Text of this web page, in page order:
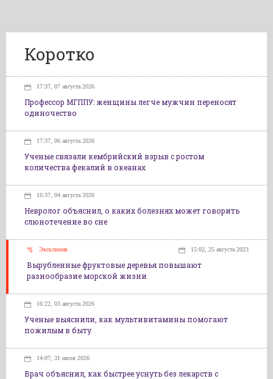
Коротко
17:37, 07 августа 2026
Профессор МГППУ: женщины легче мужчин переносят
одиночество
17:37, 06 августа 2026
Ученые связали кембрийский взрыв с ростом
количества фекалий в океанах
16:37, 04 августа 2026
Невролог объяснил, о каких болезнях может говорить
слюнотечение во сне
Эксклюзив 15:02, 25 августа 2023
Вырубленные фруктовые деревья повышают
разнообразие морской жизни
16:22, 03 августа 2026
Ученые выяснили, как мультивитамины помогают
пожилым в быту
14:07, 31 июля 2026
Врач объяснил, как быстрее уснуть без лекарств с